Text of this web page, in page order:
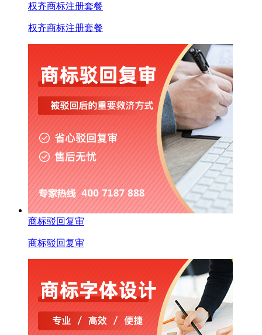
权齐商标注册套餐
权齐商标注册套餐
商标驳回复审
商标驳回复审